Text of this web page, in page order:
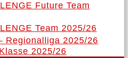
Future Team
Team 2025/26
Regionalliga 2025/26
2025/26